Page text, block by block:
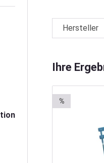
Hersteller
Ihre
%